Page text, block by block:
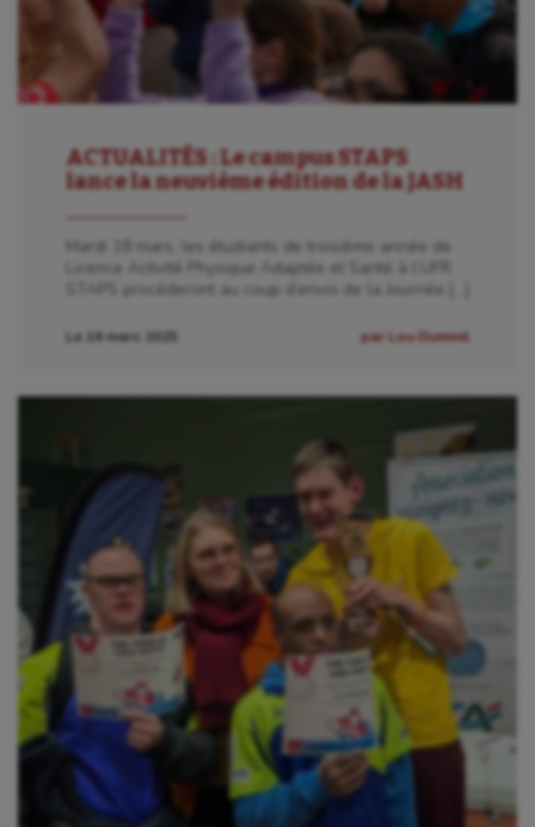
ACTUALITÉS : Le campus STAPS
lance la neuvième édition de la JASH
Mardi 18 mars, les étudiants de troisième année de
Licence Activité Physique Adaptée et Santé à l’UFR
STAPS procéderont au coup d’envoi de la Journée […]
Le 16 mars 2025 par Lou Duminil